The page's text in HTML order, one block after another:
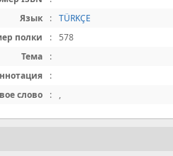
Язык
:
TÜRKÇE
полки
:
578
Тема
:
:
слово
: ,